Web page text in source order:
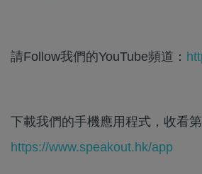
請Follow我們的YouTube頻道：
下載我們的手機應用程式，收看
https://www.speakout.hk/app